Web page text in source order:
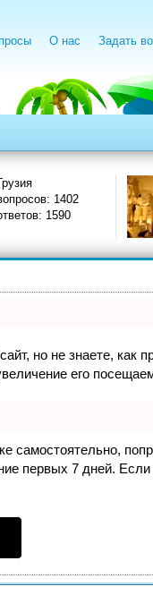
О нас Задать
но не знаете, как
его
самостоятельно,
первых 7 дней.